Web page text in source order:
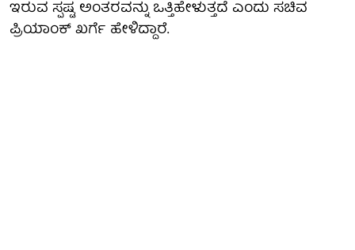
ಇರುವ ಸ್ಪಷ್ಟ ಅಂತರವನ್ನು ಒತ್ತಿಹೇಳುತ್ತದೆ ಎಂದು ಸಚಿವ
ಪ್ರಿಯಾಂಕ್ ಖರ್ಗೆ ಹೇಳಿದ್ದಾರೆ.